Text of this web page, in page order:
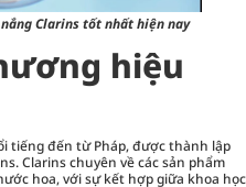
Clarins tốt nhất hiện nay
hiệu
tiếng đến từ Pháp, được thành lập
Clarins chuyên về các sản phẩm
hoa, với sự kết hợp giữa khoa học